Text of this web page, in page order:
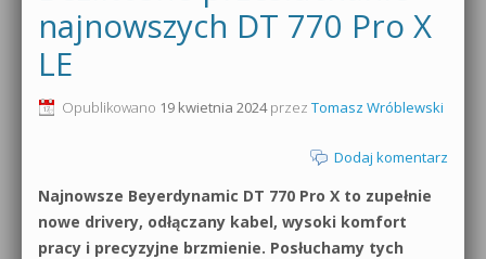
Produkcja muzyczna od podstaw
Sylenth1 od podstaw
Dubstep z syntezatorem Massive
Kontakt 5 Kompendium
0dB.pl - informacje
Newsletter
Polityka prywatności
najnowszych DT 770 Pro X
LE
Opublikowano 19 kwietnia 2024przez Tomasz Wróblewski
Dodaj komentarz
Najnowsze Beyerdynamic DT 770 Pro X to zupełnie
nowe drivery, odłączany kabel, wysoki komfort
pracy i precyzyjne brzmienie. Posłuchamy tych